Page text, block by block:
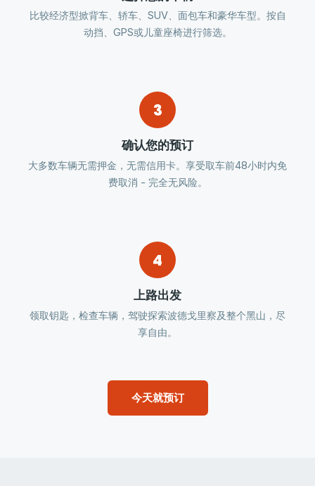
比较经济型掀背车、轿车、SUV、面包车和豪华车型。按自
动挡、GPS或儿童座椅进行筛选。
3
确认您的预订
大多数车辆无需押金，无需信用卡。享受取车前48小时内免
费取消 - 完全无风险。
4
上路出发
领取钥匙，检查车辆，驾驶探索波德戈里察及整个黑山，尽
享自由。
今天就预订